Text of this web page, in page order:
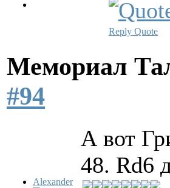
Reply Quote
Мемориал
#94
Alexander
А вот
48. Rd6